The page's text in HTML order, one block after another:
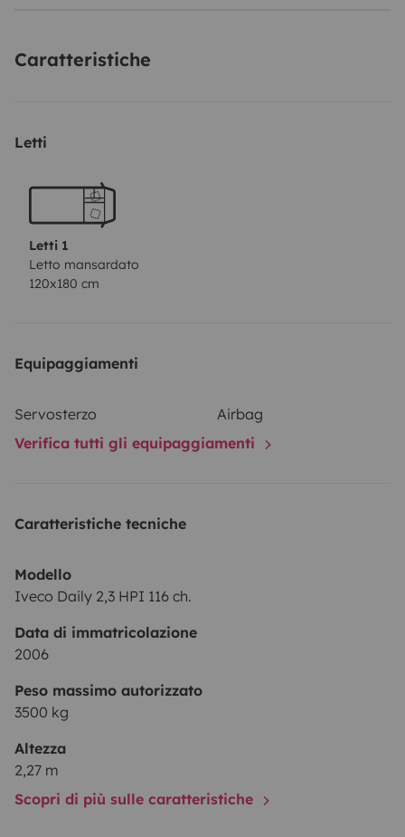
campeggio per cucinare qualcosa di semplice e una
per la spiaggia e due per la doccia
Caratteristiche
Letti
Letti 1
Letto mansardato
120x180 cm
Equipaggiamenti
Servosterzo
Airbag
Verifica tutti gli equipaggiamenti
Caratteristiche tecniche
Modello
Iveco Daily 2,3 HPI 116 ch.
Data di immatricolazione
2006
Peso massimo autorizzato
3500 kg
Altezza
2,27 m
Scopri di più sulle caratteristiche